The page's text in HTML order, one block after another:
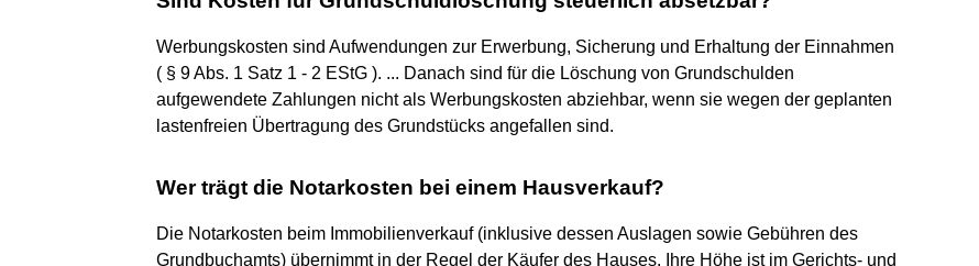
Werbungskosten sind Aufwendungen zur Erwerbung, Sicherung und Erhaltung der Einnahmen
( § 9 Abs. 1 Satz 1 - 2 EStG ). ... Danach sind für die Löschung von Grundschulden
aufgewendete Zahlungen nicht als Werbungskosten abziehbar, wenn sie wegen der geplanten
lastenfreien Übertragung des Grundstücks angefallen sind.
Wer trägt die Notarkosten bei einem Hausverkauf?
Die Notarkosten beim Immobilienverkauf (inklusive dessen Auslagen sowie Gebühren des
Grundbuchamts) übernimmt in der Regel der Käufer des Hauses. Ihre Höhe ist im Gerichts- und